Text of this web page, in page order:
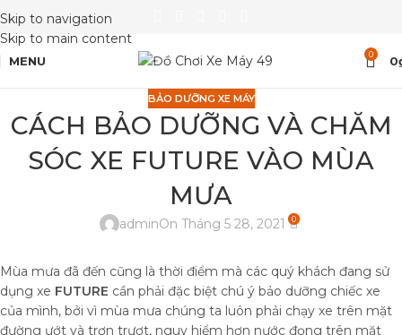
Skip to navigation
Skip to main content
MENU 0 0
BẢO DƯỠNG XE MÁY
CÁCH BẢO DƯỠNG VÀ CHĂM
SÓC XE FUTURE VÀO MÙA
MƯA
adminOn Tháng 5 28, 2021 0
Mùa mưa đã đến cũng là thời điểm mà các quý khách đang sử
dụng xe FUTURE cần phải đặc biệt chú ý bảo dưỡng chiếc xe
của mình, bởi vì mùa mưa chúng ta luôn phải chạy xe trên mặt
đường ướt và trơn trượt, nguy hiểm hơn nước đọng trên mặt